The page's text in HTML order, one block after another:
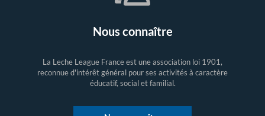
Nous connaître
La Leche League France est une association loi 1901,
reconnue d'intérêt général pour ses activités à caractère
éducatif, social et familial.